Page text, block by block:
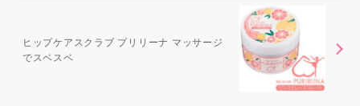
ヒップケアスクラブ プリリーナ マッサージ
でスベスベ